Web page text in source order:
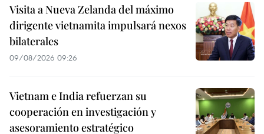
Visita a Nueva Zelanda del máximo
dirigente vietnamita impulsará nexos
bilaterales
09/08/2026 09:26
Vietnam e India refuerzan su
cooperación en investigación y
asesoramiento estratégico